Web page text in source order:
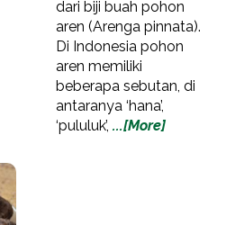
dari biji buah pohon
aren (Arenga pinnata).
Di Indonesia pohon
aren memiliki
beberapa sebutan, di
antaranya ‘hana’,
‘pululuk’, ...[More]